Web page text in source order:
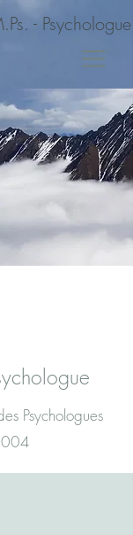
- Psychologue
Psychologues